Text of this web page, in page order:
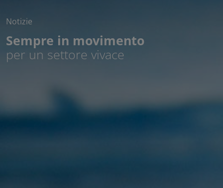
Notizie
Sempre in movimento
per un settore vivace